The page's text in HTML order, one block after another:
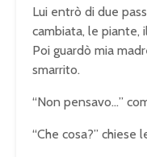
Lui entrò di due
cambiata, le piante,
Poi guardò mia
smarrito.
“Non pensavo…”
“Che cosa?” chiese